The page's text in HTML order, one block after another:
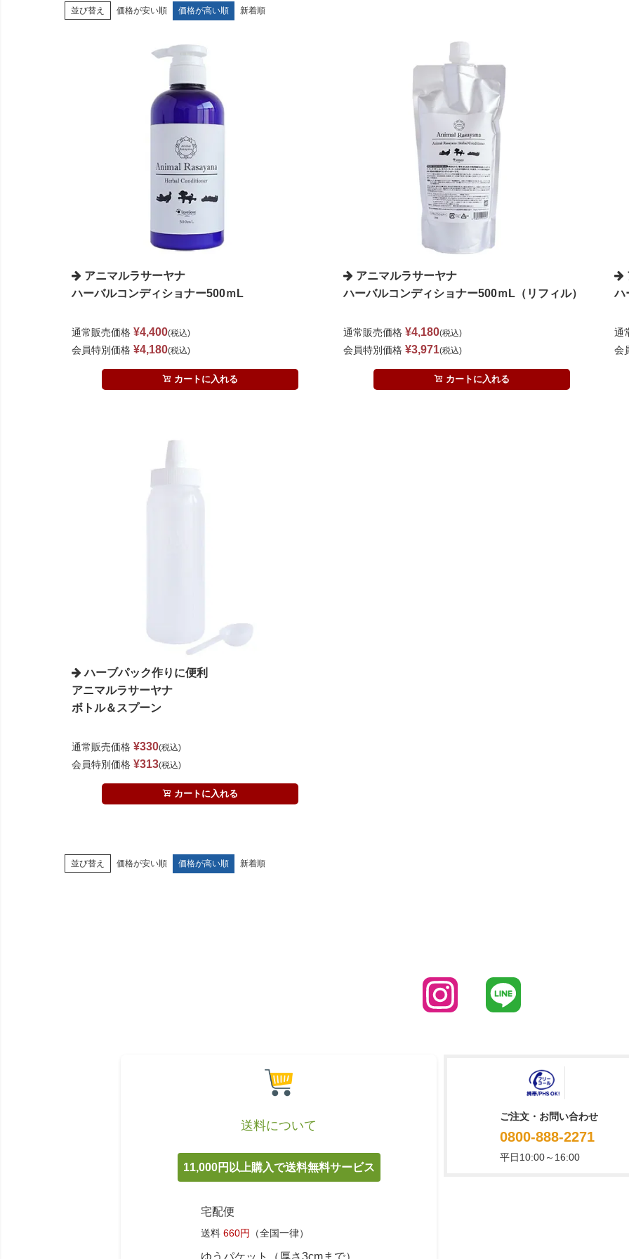
並び替え 価格が安い順 価格が高い順 新着順
アニマルラサーヤナ
ハーバルコンディショナー500ｍL
通常販売価格 ¥4,400 税込
会員特別価格 ¥4,180 税込
カートに入れる
アニマルラサーヤナ
ハーバルコンディショナー500ｍL（リフィル）
通常販売価格 ¥4,180 税込
会員特別価格 ¥3,971 税込
カートに入れる
ハ
通
会
ハーブパック作りに便利
アニマルラサーヤナ
ボトル＆スプーン
通常販売価格 ¥330 税込
会員特別価格 ¥313 税込
カートに入れる
並び替え 価格が安い順 価格が高い順 新着順
送料について
11,000円以上購入で送料無料サービス
宅配便
送料 660円 （全国一律）
ゆうパケット（厚さ3cmまで）
ご注文・お問い合わせ
0800-888-2271
平日10:00～16:00